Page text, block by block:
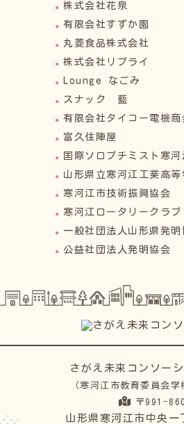
株式会社花泉
有限会社すずか園
丸菱食品株式会社
株式会社リプライ
Lounge なごみ
スナック 藍
有限会社タイコー電機商
富久住陣屋
国際ソロプチミスト寒河
山形県立寒河江工業高等
寒河江市技術振興協会
寒河江ロータリークラブ
一般社団法人山形県発明
公益社団法人発明協会
さがえ未来コンソー
（寒河江市教育委員会学
〒991-
山形県寒河江市中央一